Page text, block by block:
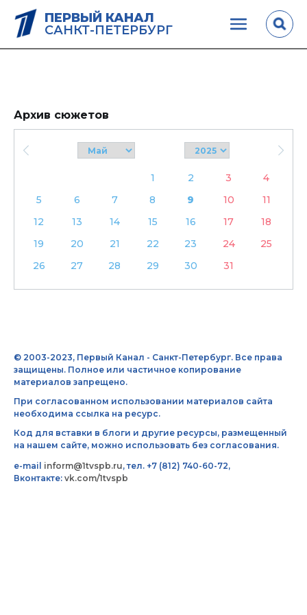
ПЕРВЫЙ КАНАЛ
САНКТ-ПЕТЕРБУРГ
Архив сюжетов
1 2 3
4
5
6 7 8 9 10
11
12
13 14 15 16 17
18
19
20 21 22 23 24
25
26
27 28 29 30 31
© 2003-2023, Первый Канал - Санкт-Петербург. Все права
защищены. Полное или частичное копирование
материалов запрещено.
При согласованном использовании материалов сайта
необходима ссылка на ресурс.
Код для вставки в блоги и другие ресурсы, размещенный
на нашем сайте, можно использовать без согласования.
e-mail inform@1tvspb.ru, тел. +7 (812) 740-60-72,
Вконтакте: vk.com/1tvspb